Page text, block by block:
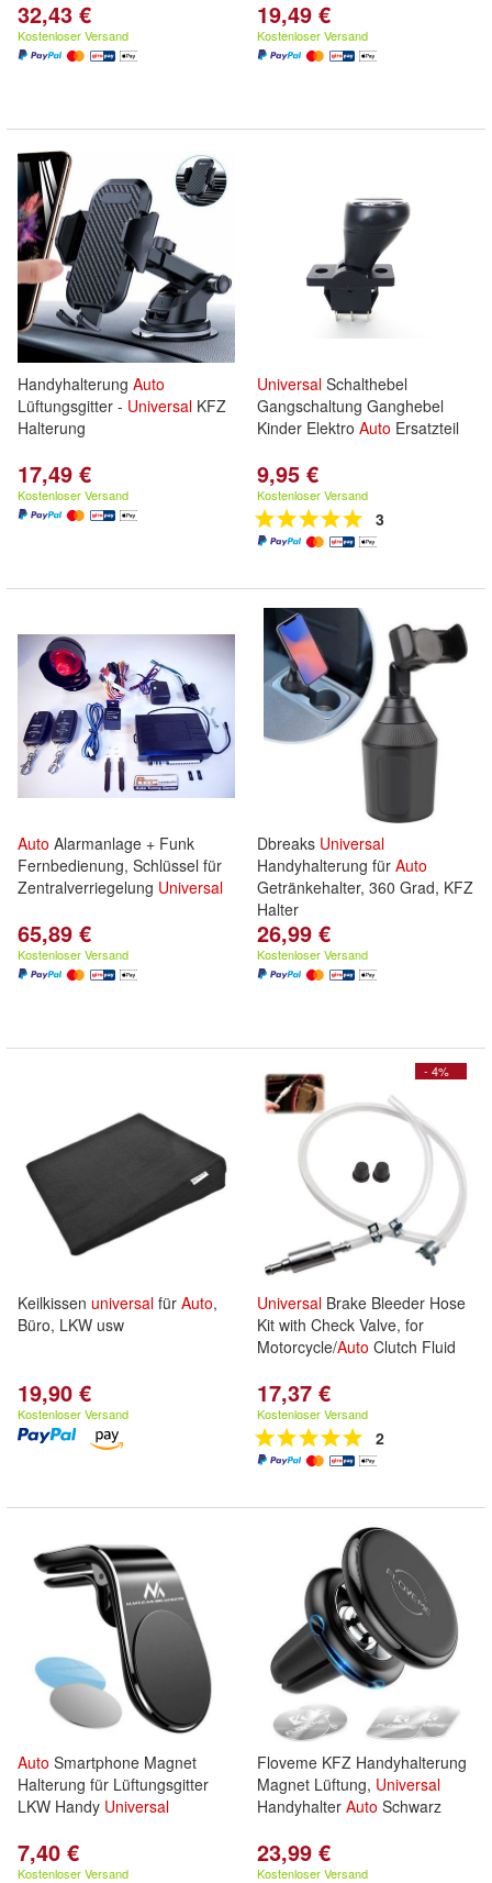
32,43 €
Kostenloser Versand
19,49 €
Kostenloser Versand
Handyhalterung Auto
Lüftungsgitter - Universal KFZ
Halterung
17,49 €
Kostenloser Versand
Universal Schalthebel
Gangschaltung Ganghebel
Kinder Elektro Auto Ersatzteil
9,95 €
Kostenloser Versand
3
Auto Alarmanlage + Funk
Fernbedienung, Schlüssel für
Zentralverriegelung Universal
65,89 €
Kostenloser Versand
Dbreaks Universal
Handyhalterung für Auto
Getränkehalter, 360 Grad, KFZ
Halter
26,99 €
Kostenloser Versand
Keilkissen universal für Auto,
Büro, LKW usw
19,90 €
Kostenloser Versand
- 4%
Universal Brake Bleeder Hose
Kit with Check Valve, for
Motorcycle/Auto Clutch Fluid
17,37 €
Kostenloser Versand
2
Auto Smartphone Magnet
Halterung für Lüftungsgitter
LKW Handy Universal
7,40 €
Kostenloser Versand
Floveme KFZ Handyhalterung
Magnet Lüftung, Universal
Handyhalter Auto Schwarz
23,99 €
Kostenloser Versand